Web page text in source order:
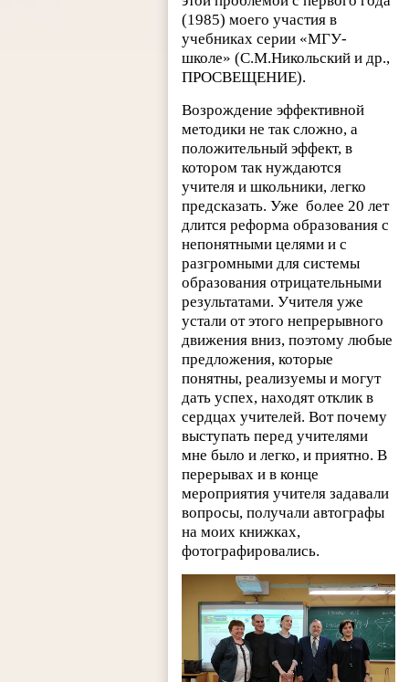
(1985) моего участия в
учебниках серии «МГУ-
школе» (С.М.Никольский и др.,
ПРОСВЕЩЕНИЕ).
Возрождение эффективной
методики не так сложно, а
положительный эффект, в
котором так нуждаются
учителя и школьники, легко
предсказать. Уже более 20 лет
длится реформа образования с
непонятными целями и с
разгромными для системы
образования отрицательными
результатами. Учителя уже
устали от этого непрерывного
движения вниз, поэтому любые
предложения, которые
понятны, реализуемы и могут
дать успех, находят отклик в
сердцах учителей. Вот почему
выступать перед учителями
мне было и легко, и приятно. В
перерывах и в конце
мероприятия учителя задавали
вопросы, получали автографы
на моих книжках,
фотографировались.